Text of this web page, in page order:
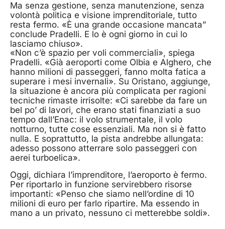
Ma senza gestione, senza manutenzione, senza
volontà politica e visione imprenditoriale, tutto
resta fermo. «È una grande occasione mancata”
conclude Pradelli. E lo è ogni giorno in cui lo
lasciamo chiuso».
«Non c’è spazio per voli commerciali», spiega
Pradelli. «Già aeroporti come Olbia e Alghero, che
hanno milioni di passeggeri, fanno molta fatica a
superare i mesi invernali». Su Oristano, aggiunge,
la situazione è ancora più complicata per ragioni
tecniche rimaste irrisolte: «Ci sarebbe da fare un
bel po’ di lavori, che erano stati finanziati a suo
tempo dall’Enac: il volo strumentale, il volo
notturno, tutte cose essenziali. Ma non si è fatto
nulla. E soprattutto, la pista andrebbe allungata:
adesso possono atterrare solo passeggeri con
aerei turboelica».
Oggi, dichiara l’imprenditore, l’aeroporto è fermo.
Per riportarlo in funzione servirebbero risorse
importanti: «Penso che siamo nell’ordine di 10
milioni di euro per farlo ripartire. Ma essendo in
mano a un privato, nessuno ci metterebbe soldi».